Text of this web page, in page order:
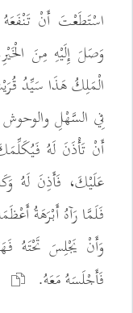
اسْتَطَعْتَ أَنْ
وَصَلَ إِلَيْهِ مِنَ
الْمَلِكُ هَذَا سَيِّدُ
فِي السَّهْلِ
أَنْ تَأْذَنَ لَهُ
عَلَيْكَ، فَأَذِنَ لَهُ
فَلَمَّا رَآهُ أَبْرَهَةُ
وَأَنْ يَجْلِسَ تَحْتَهُ
فَأَجْلَسَهُ مَعَهُ.